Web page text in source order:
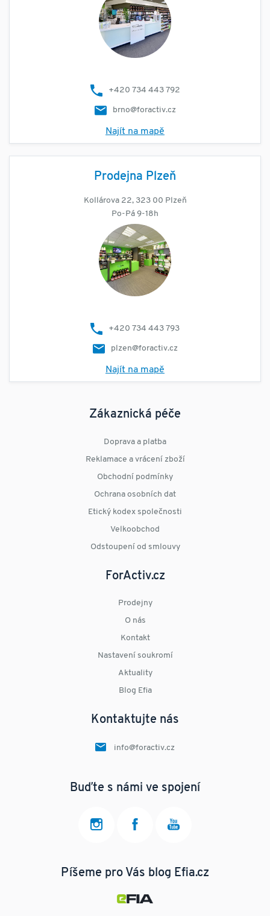
+420 734 443 792
brno@foractiv.cz
Najít na mapě
Prodejna Plzeň
Kollárova 22, 323 00 Plzeň
Po-Pá 9-18h
+420 734 443 793
plzen@foractiv.cz
Najít na mapě
Zákaznická péče
Doprava a platba
Reklamace a vrácení zboží
Obchodní podmínky
Ochrana osobních dat
Etický kodex společnosti
Velkoobchod
Odstoupení od smlouvy
ForActiv.cz
Prodejny
O nás
Kontakt
Nastavení soukromí
Aktuality
Blog Efia
Kontaktujte nás
info@foractiv.cz
Buďte s námi ve spojení
Píšeme pro Vás blog Efia.cz